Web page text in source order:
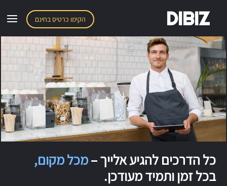
הקימו כרטיס בחינם DIBIZ
כל הדרכים להגיע אלייך –מכל מקום,
בכל זמן ותמיד מעודכן.